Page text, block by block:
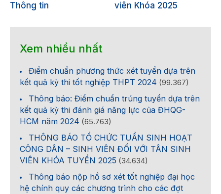
Thông tin
viên Khóa 2025
Xem nhiều nhất
Điểm chuẩn phương thức xét tuyển dựa trên
kết quả kỳ thi tốt nghiệp THPT 2024 (99.367)
Thông báo: Điểm chuẩn trúng tuyển dựa trên
kết quả kỳ thi đánh giá năng lực của ĐHQG-
HCM năm 2024 (65.763)
THÔNG BÁO TỔ CHỨC TUẦN SINH HOẠT
CÔNG DÂN – SINH VIÊN ĐỐI VỚI TÂN SINH
VIÊN KHÓA TUYỂN 2025 (34.634)
Thông báo nộp hồ sơ xét tốt nghiệp đại học
hệ chính quy các chương trình cho các đợt